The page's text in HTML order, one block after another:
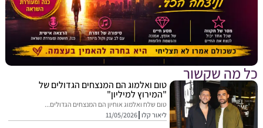
שקשור
טום ואלמוג הם המנצחים הגדולים של
"המירוץ למיליון"
טום שלח ואלמוג אוחיון הם המנצחים הגדולים...
ליאור קלו 11/05/2026